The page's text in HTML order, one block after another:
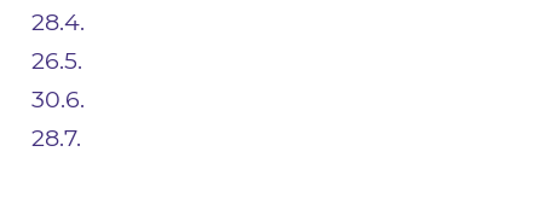
28.4.
26.5.
30.6.
28.7.